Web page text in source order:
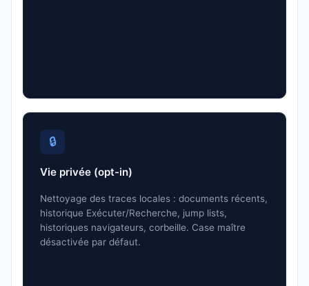
🔒
Vie privée (opt-in)
Nettoyage des traces locales : documents récents,
historique Exécuter/Recherche, jump lists,
historiques navigateurs, corbeille. Case maître
désactivée par défaut.